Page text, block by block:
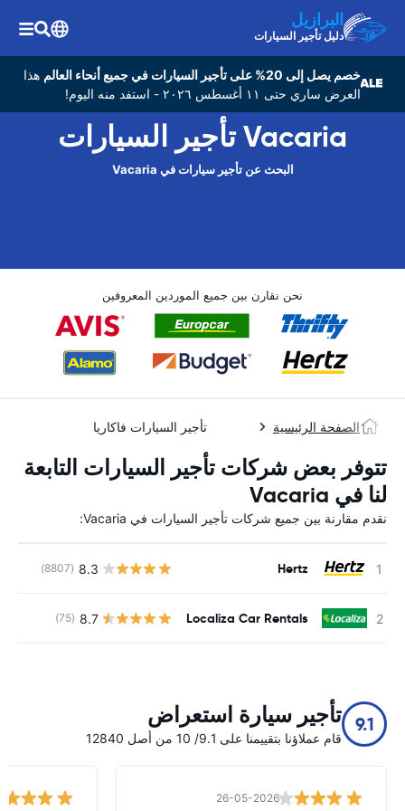
البرازيل
دليل تأجير السيارات
خصم يصل إلى 20% على تأجير السيارات في جميع أنحاء العالم
هذا
العرض ساري حتى ١١ أغسطس ٢٠٢٦ - استفد منه اليوم!
Vacaria تأجير السيارات
البحث عن تأجير سيارات في Vacaria
نحن نقارن بين جميع الموردين المعروفين
الصفحة الرئيسية تأجير السيارات فاكاريا
تتوفر بعض شركات تأجير السيارات التابعة
لنا في Vacaria
نقدم مقارنة بين جميع شركات تأجير السيارات في Vacaria:
Hertz
8.3
(8807)
Localiza Car Rentals
8.7
(75)
9.1 تأجير سيارة استعراض
قام عملاؤنا بتقييمنا على 9.1/ 10 من أصل 12840
26-05-2026